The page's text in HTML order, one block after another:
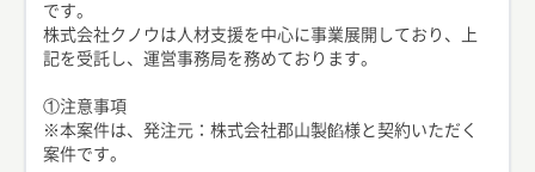
です。
株式会社クノウは人材支援を中心に事業展開しており、上
記を受託し、運営事務局を務めております。
①注意事項
※本案件は、発注元：株式会社郡山製餡様と契約いただく
案件です。